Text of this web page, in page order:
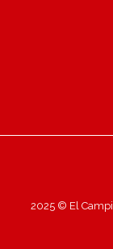
2025 © El